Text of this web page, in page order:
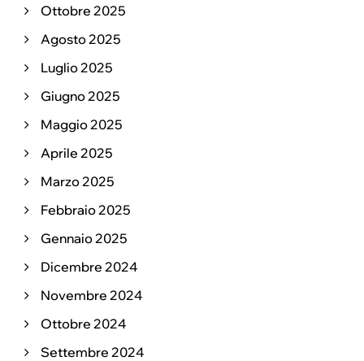
Ottobre 2025
Agosto 2025
Luglio 2025
Giugno 2025
Maggio 2025
Aprile 2025
Marzo 2025
Febbraio 2025
Gennaio 2025
Dicembre 2024
Novembre 2024
Ottobre 2024
Settembre 2024